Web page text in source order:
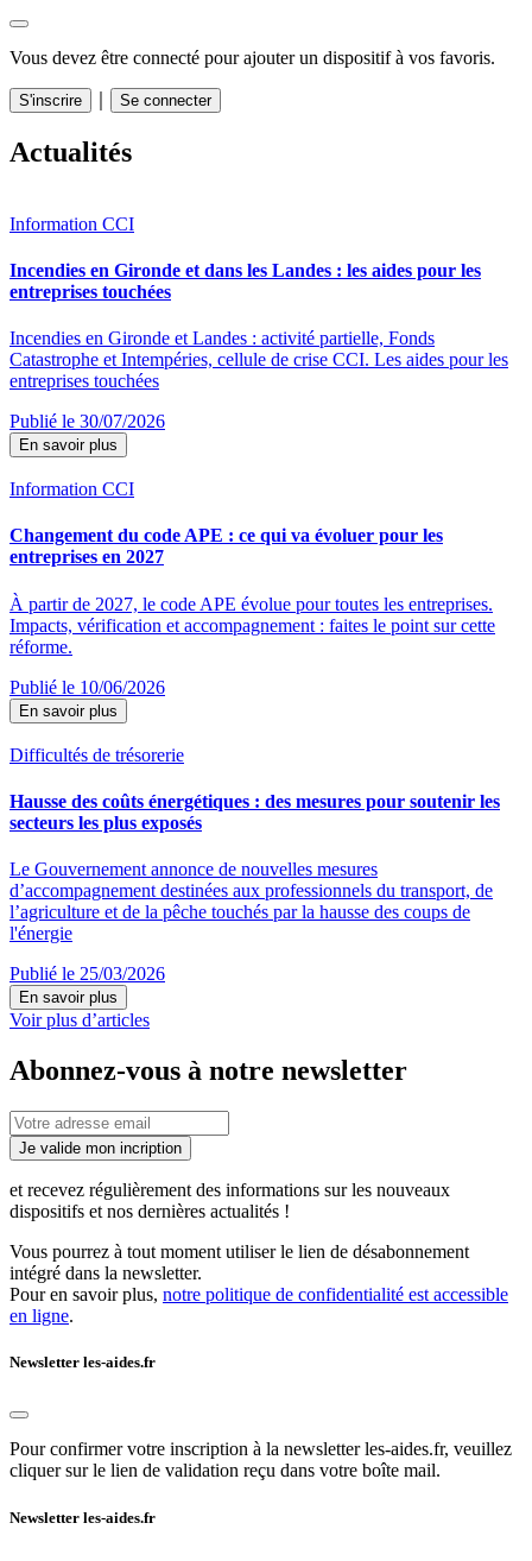
Vous devez être connecté pour ajouter un dispositif à vos favoris.
S'inscrire Se connecter
Actualités
Information CCI
Incendies en Gironde et dans les Landes : les aides pour les
entreprises touchées
Incendies en Gironde et Landes : activité partielle, Fonds
Catastrophe et Intempéries, cellule de crise CCI. Les aides pour les
entreprises touchées
Publié le 30/07/2026
En savoir plus
Information CCI
Changement du code APE : ce qui va évoluer pour les
entreprises en 2027
À partir de 2027, le code APE évolue pour toutes les entreprises.
Impacts, vérification et accompagnement : faites le point sur cette
réforme.
Publié le 10/06/2026
En savoir plus
Difficultés de trésorerie
Hausse des coûts énergétiques : des mesures pour soutenir les
secteurs les plus exposés
Le Gouvernement annonce de nouvelles mesures
d’accompagnement destinées aux professionnels du transport, de
l’agriculture et de la pêche touchés par la hausse des coups de
l'énergie
Publié le 25/03/2026
En savoir plus
Voir plus d’articles
Abonnez-vous à notre newsletter
Je valide mon incription
et recevez régulièrement des informations sur les nouveaux
dispositifs et nos dernières actualités !
Vous pourrez à tout moment utiliser le lien de désabonnement
intégré dans la newsletter.
Pour en savoir plus, notre politique de confidentialité est accessible
en ligne.
Newsletter les-aides.fr
Pour confirmer votre inscription à la newsletter les-aides.fr, veuillez
cliquer sur le lien de validation reçu dans votre boîte mail.
Newsletter les-aides.fr